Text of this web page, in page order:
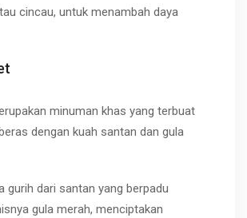
cincau, untuk menambah daya
minuman khas yang terbuat
dengan kuah santan dan gula
gurih dari santan yang berpadu
gula merah, menciptakan